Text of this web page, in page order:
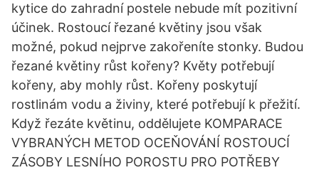
kytice do zahradní postele nebude mít pozitivní
účinek. Rostoucí řezané květiny jsou však
možné, pokud nejprve zakořeníte stonky. Budou
řezané květiny růst kořeny? Květy potřebují
kořeny, aby mohly růst. Kořeny poskytují
rostlinám vodu a živiny, které potřebují k přežití.
Když řezáte květinu, oddělujete KOMPARACE
VYBRANÝCH METOD OCEŇOVÁNÍ ROSTOUCÍ
ZÁSOBY LESNÍHO POROSTU PRO POTŘEBY